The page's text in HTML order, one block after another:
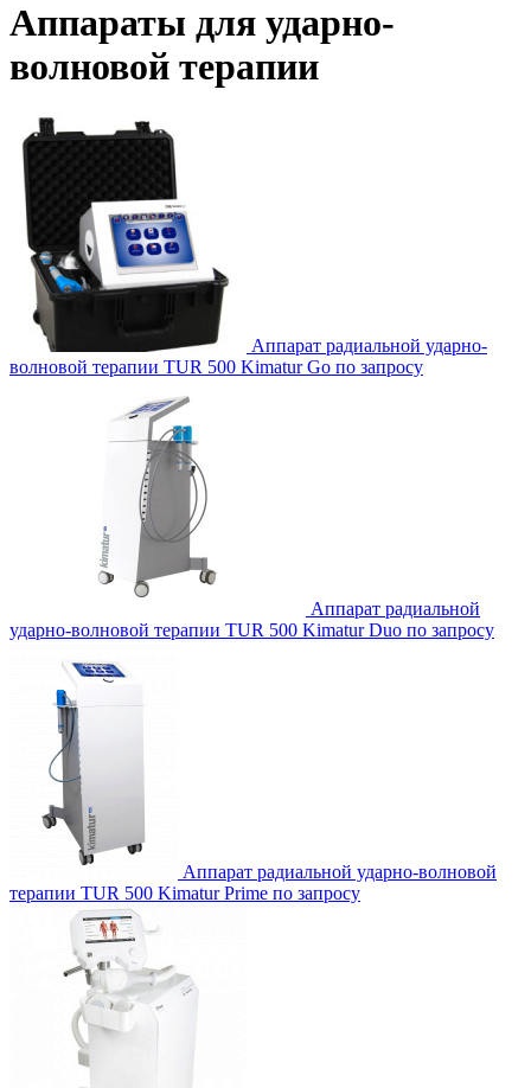
Аппараты для ударно-
волновой терапии
Аппарат радиальной ударно-
волновой терапии TUR 500 Kimatur Go по запросу
Аппарат радиальной
ударно-волновой терапии TUR 500 Kimatur Duo по запросу
Аппарат радиальной ударно-волновой
терапии TUR 500 Kimatur Prime по запросу